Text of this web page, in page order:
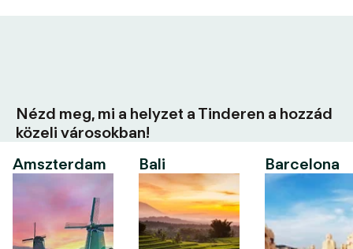
Nézd meg, mi a helyzet a Tinderen a hozzád
közeli városokban!
Amszterdam
Bali Barcelona